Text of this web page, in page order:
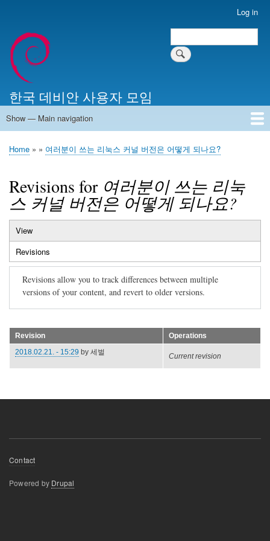
account
menu
Log in
Search
한국 데비안 사용자 모임
Main
Show — Main navigation
Home
알리는 말씀
최근 게시물
위키 문서
미러 서버
Breadcrumb
Home 여러분이 쓰는 리눅스 커널 버전은 어떻게 되나요?
Revisions for 여러분이 쓰는 리눅
스 커널 버전은 어떻게 되나요?
Primary
tabs
View
Revisions
tab)
Revisions allow you to track differences between multiple
versions of your content, and revert to older versions.
Revision
Operations
2018.02.21. - 15:29 by 세벌 Current revision
Footer
Contact
Powered by Drupal